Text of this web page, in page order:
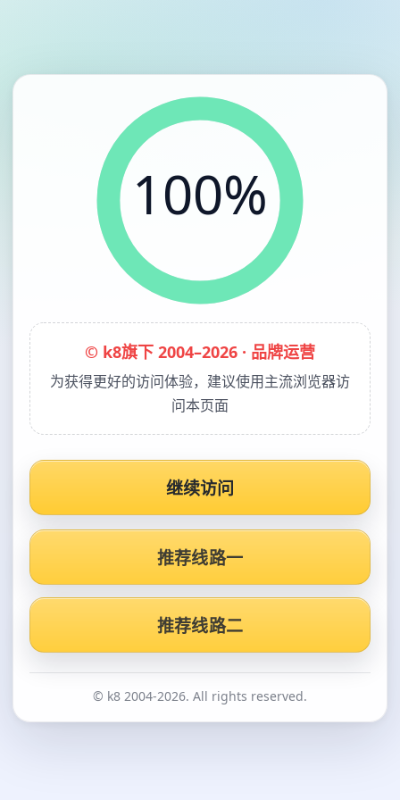
100%
© k8旗下 2004–2026 · 品牌运营
为获得更好的访问体验，建议使用主流浏览器访
问本页面
继续访问
推荐线路一
推荐线路二
© k8 2004-2026. All rights reserved.